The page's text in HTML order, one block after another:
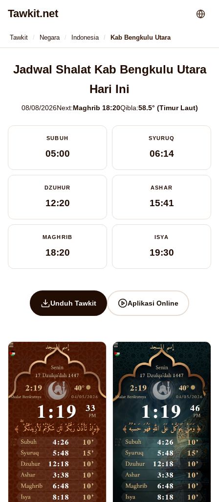
Tawkit.net
Tawkit Negara Indonesia Kab Bengkulu Utara
Jadwal Shalat Kab Bengkulu Utara
Hari Ini
08/08/2026Next:Maghrib 18:20Qibla:58.5° (Timur Laut)
SUBUH
05:00
SYURUQ
06:14
DZUHUR
12:20
ASHAR
15:41
MAGHRIB
18:20
ISYA
19:30
Unduh Tawkit Aplikasi Online